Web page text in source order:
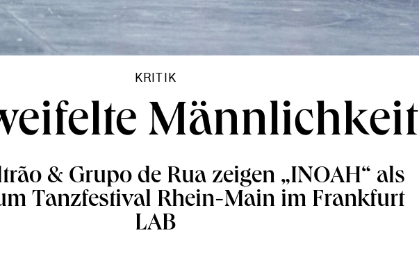
KRITIK
Männlichkeit
& Grupo de Rua zeigen „INOAH“ als
Tanzfestival Rhein-Main im Frankfurt
LAB